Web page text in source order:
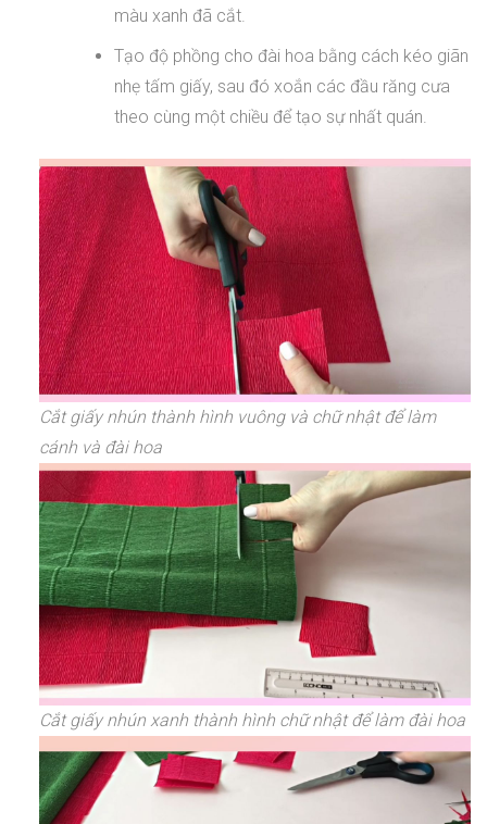
màu xanh đã cắt.
Tạo độ phồng cho đài hoa bằng cách kéo giãn
nhẹ tấm giấy, sau đó xoắn các đầu răng cưa
theo cùng một chiều để tạo sự nhất quán.
Cắt giấy nhún thành hình vuông và chữ nhật để làm
cánh và đài hoa
Cắt giấy nhún xanh thành hình chữ nhật để làm đài hoa